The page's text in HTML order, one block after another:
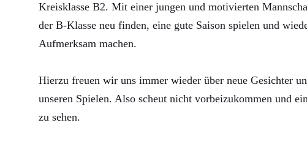
Kreisklasse B2. Mit einer jungen und motivierten
der B-Klasse neu finden, eine gute Saison spielen und
Aufmerksam machen.
Hierzu freuen wir uns immer wieder über neue Gesichter
unseren Spielen. Also scheut nicht vorbeizukommen und
zu sehen.